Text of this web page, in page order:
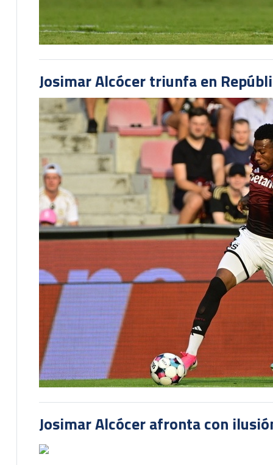
Josimar Alcócer triunfa en
Josimar Alcócer afronta con